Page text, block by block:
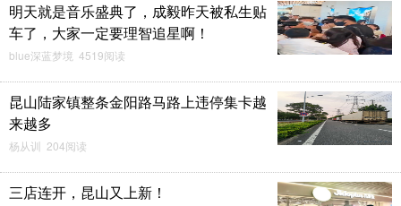
明天就是音乐盛典了，成毅昨天被私生贴
车了，大家一定要理智追星啊！
blue深蓝梦境 4519阅读
昆山陆家镇整条金阳路马路上违停集卡越
来越多
杨从训 204阅读
三店连开，昆山又上新！